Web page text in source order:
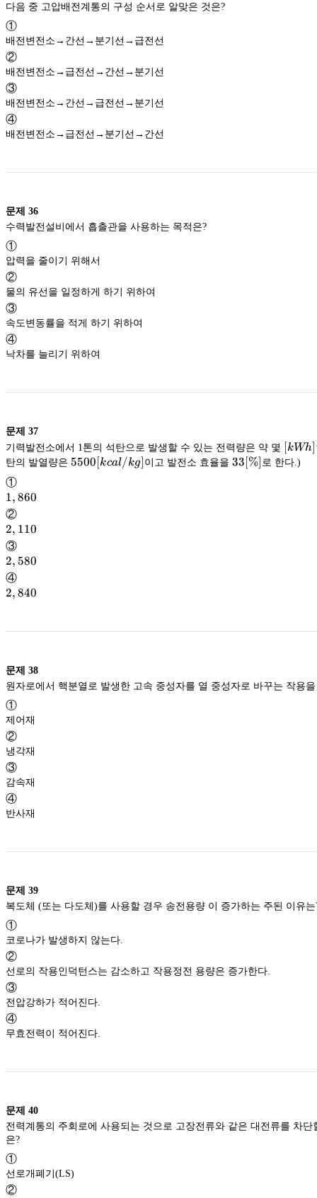
다음 중 고압배전계통의 구성 순서로 알맞은 것은?
①
배전변전소→간선→분기선→급전선
②
배전변전소→급전선→간선→분기선
③
배전변전소→간선→급전선→분기선
④
배전변전소→급전선→분기선→간선
문제 36
수력발전설비에서 흡출관을 사용하는 목적은?
①
압력을 줄이기 위해서
②
물의 유선을 일정하게 하기 위하여
③
속도변동률을 적게 하기 위하여
④
낙차를 늘리기 위하여
문제 37
기력발전소에서 1톤의 석탄으로 발생할 수 있는 전력량은 약 몇 [kWh]
[kWh]
탄의 발열량은 5500[kcal/kg]
5500 [kcal/kg] 이고 발전소 효율을 33[\%]
33 [%] 로 한다.)
①
1,860
1, 860
②
2,110
2, 110
③
2,580
2, 580
④
2,840
2, 840
문제 38
원자로에서 핵분열로 발생한 고속 중성자를 열 중성자로 바꾸는 작용
①
제어재
②
냉각재
③
감속재
④
반사재
문제 39
복도체 (또는 다도체)를 사용할 경우 송전용량 이 증가하는 주된 이유는
①
코로나가 발생하지 않는다.
②
선로의 작용인덕턴스는 감소하고 작용정전 용량은 증가한다.
③
전압강하가 적어진다.
④
무효전력이 적어진다.
문제 40
전력계통의 주회로에 사용되는 것으로 고장전류와 같은 대전류를 차단
은?
①
선로개폐기(LS)
②